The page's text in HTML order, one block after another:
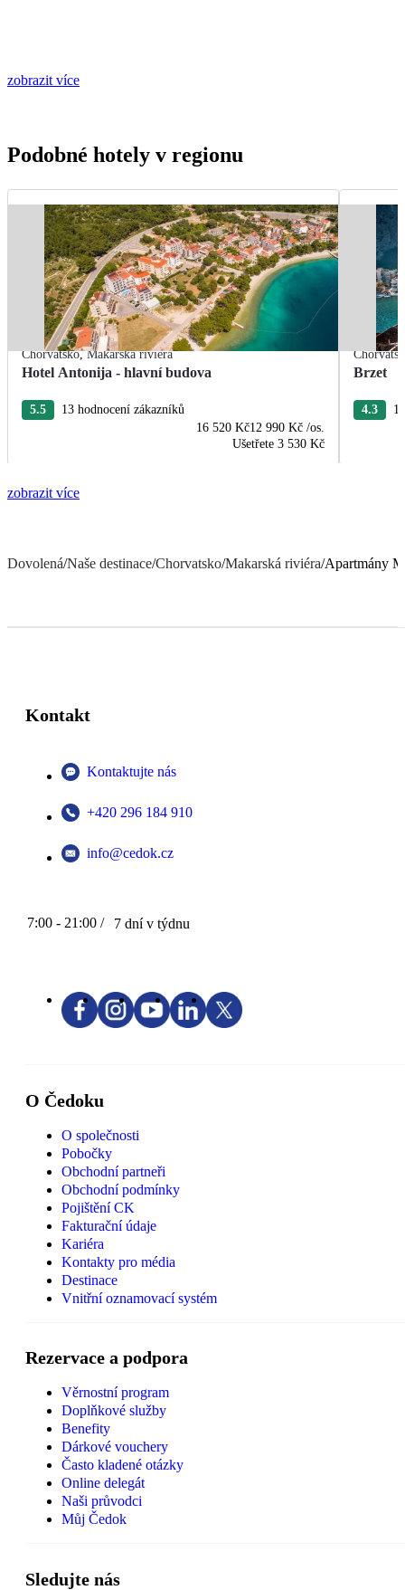
zobrazit více
Podobné hotely v regionu
Chorvatsko,Makarská riviéra
Hotel Antonija - hlavní budova
5.5
13 hodnocení zákazníků
16 520 Kč12 990 Kč /os.
Ušetřete 3 530 Kč
Brzet
4.3
zobrazit více
Dovolená/Naše destinace/Chorvatsko/Makarská riviéra/Apartmány
Kontakt
Kontaktujte nás
+420 296 184 910
info@cedok.cz
7:00 - 21:00 / 7 dní v týdnu
O Čedoku
O společnosti
Pobočky
Obchodní partneři
Obchodní podmínky
Pojištění CK
Fakturační údaje
Kariéra
Kontakty pro média
Destinace
Vnitřní oznamovací systém
Rezervace a podpora
Věrnostní program
Doplňkové služby
Benefity
Dárkové vouchery
Často kladené otázky
Online delegát
Naši průvodci
Můj Čedok
Sledujte nás